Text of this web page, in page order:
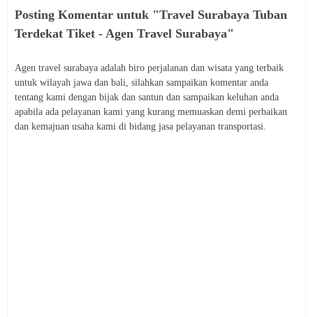
Posting Komentar untuk "Travel Surabaya Tuban
Terdekat Tiket - Agen Travel Surabaya"
Agen travel surabaya adalah biro perjalanan dan wisata yang terbaik
untuk wilayah jawa dan bali, silahkan sampaikan komentar anda
tentang kami dengan bijak dan santun dan sampaikan keluhan anda
apabila ada pelayanan kami yang kurang memuaskan demi perbaikan
dan kemajuan usaha kami di bidang jasa pelayanan transportasi.